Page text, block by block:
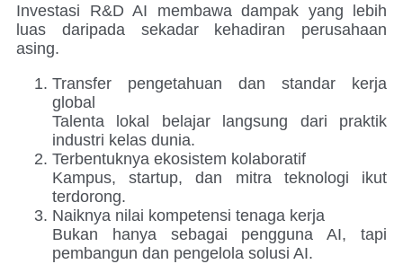
Investasi R&D AI membawa dampak yang lebih
luas daripada sekadar kehadiran perusahaan
asing.
Transfer pengetahuan dan standar kerja
global
Talenta lokal belajar langsung dari praktik
industri kelas dunia.
Terbentuknya ekosistem kolaboratif
Kampus, startup, dan mitra teknologi ikut
terdorong.
Naiknya nilai kompetensi tenaga kerja
Bukan hanya sebagai pengguna AI, tapi
pembangun dan pengelola solusi AI.